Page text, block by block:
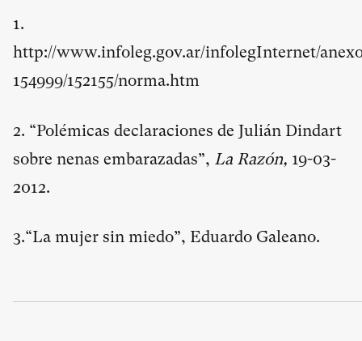
1.
http://www.infoleg.gov.ar/infolegInternet/
154999/152155/norma.htm
2. “Polémicas declaraciones de Julián Dindart
sobre nenas embarazadas”, La Razón, 19-03-
2012.
3.“La mujer sin miedo”, Eduardo Galeano.